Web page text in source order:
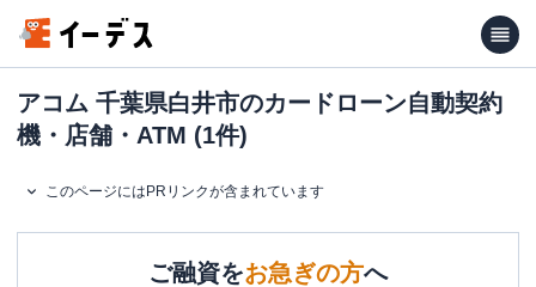
アコム 千葉県白井市のカードローン自動契約
機・店舗・ATM (1件)
このページにはPRリンクが含まれています
ご融資をお急ぎの方へ